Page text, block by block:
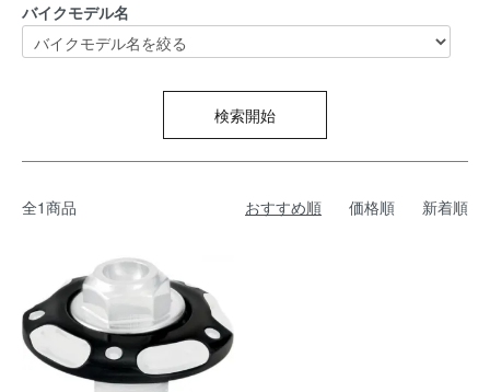
バイクモデル名
検索開始
全1商品 おすすめ順 価格順 新着順